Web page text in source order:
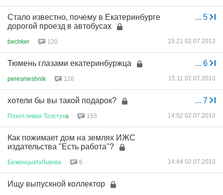
... 5
Стало известно, почему в Екатеринбурге
дорогой проезд в автобусах
bechker 120 15:21 02.07.2013
... 6
Тюмень глазами екатеринбуржца
peresmeshnik 126 15:11 02.07.2013
... 7
хотели бы вы такой подарок?
Похотливая Толстухa 155 14:52 02.07.2013
Как пожимает дом на землях ИЖС
издательства "Есть работа"?
БеженцыИзЛьвова 6 14:44 02.07.2013
Ищу выпускной коллектор